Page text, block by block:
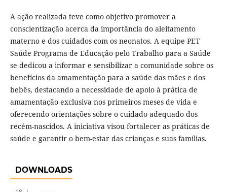
A ação realizada teve como objetivo promover a
conscientização acerca da importância do aleitamento
materno e dos cuidados com os neonatos. A equipe PET
Saúde Programa de Educação pelo Trabalho para a Saúde
se dedicou a informar e sensibilizar a comunidade sobre os
benefícios da amamentação para a saúde das mães e dos
bebês, destacando a necessidade de apoio à prática de
amamentação exclusiva nos primeiros meses de vida e
oferecendo orientações sobre o cuidado adequado dos
recém-nascidos. A iniciativa visou fortalecer as práticas de
saúde e garantir o bem-estar das crianças e suas famílias.
DOWNLOADS